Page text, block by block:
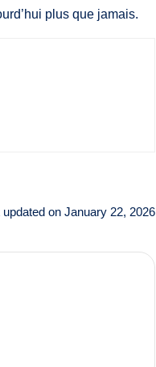
plus que jamais.
updated on January 22, 2026